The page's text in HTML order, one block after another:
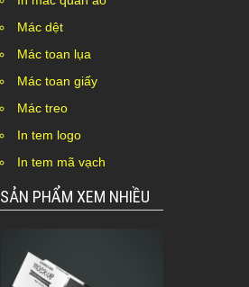
Mác dệt
Mác toan lụa
Mác toan giấy
Mác treo
In tem logo
In tem mã vạch
SẢN PHẨM XEM NHIỀU